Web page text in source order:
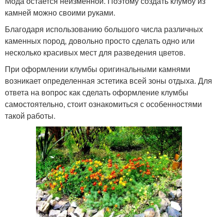
камней можно своими руками.
Благодаря использованию большого числа различных
каменных пород, довольно просто сделать одно или
несколько красивых мест для разведения цветов.
При оформлении клумбы оригинальными камнями
возникает определенная эстетика всей зоны отдыха. Для
ответа на вопрос как сделать оформление клумбы
самостоятельно, стоит ознакомиться с особенностями
такой работы.